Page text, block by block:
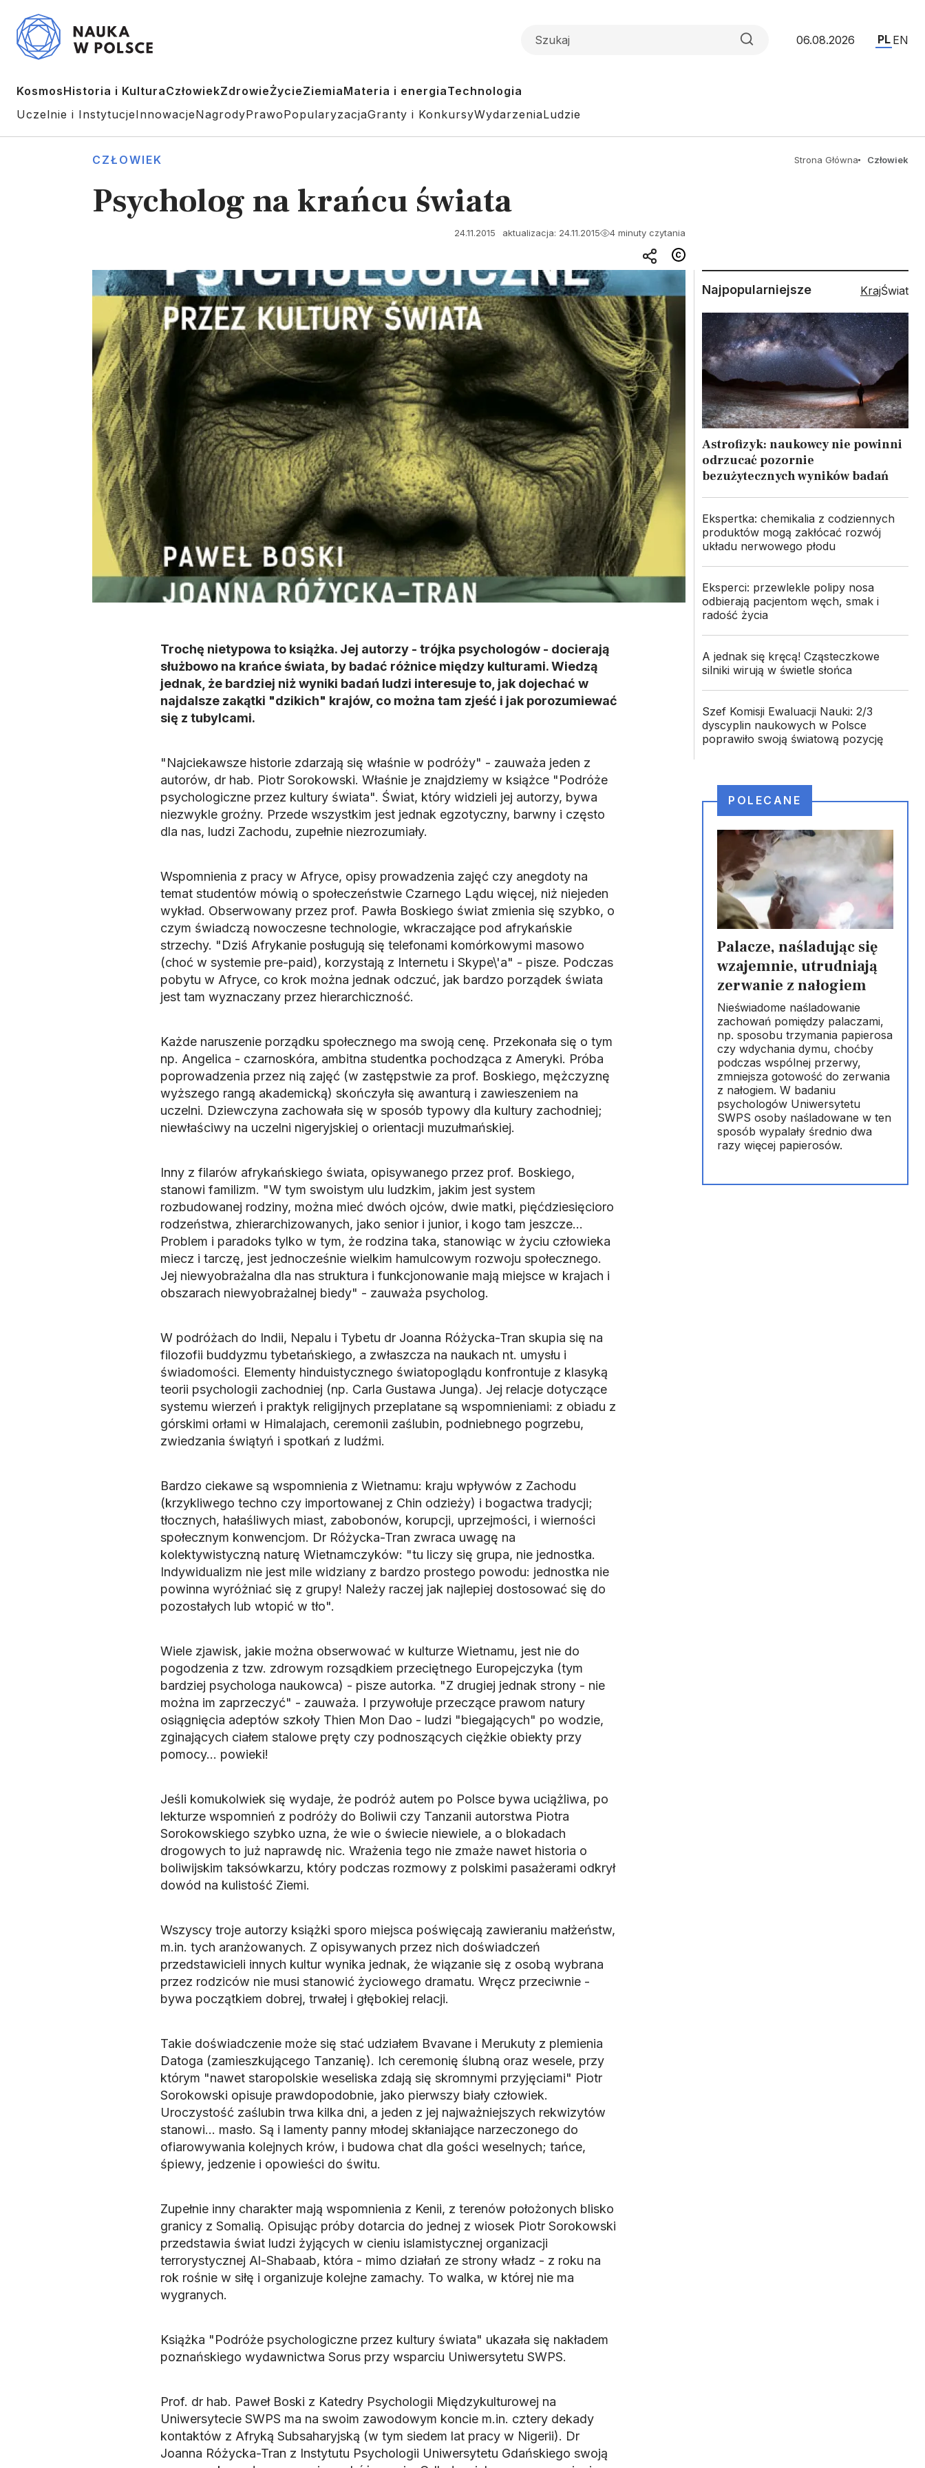
06.08.2026 PL EN
KosmosHistoria i KulturaCzłowiekZdrowieŻycieZiemiaMateria i energiaTechnologia
Uczelnie i InstytucjeInnowacjeNagrodyPrawoPopularyzacjaGranty i KonkursyWydarzeniaLudzie
CZŁOWIEK Strona Główna Człowiek
Psycholog na krańcu świata
24.11.2015 aktualizacja: 24.11.2015 4 minuty czytania
Trochę nietypowa to książka. Jej autorzy - trójka psychologów - docierają
służbowo na krańce świata, by badać różnice między kulturami. Wiedzą
jednak, że bardziej niż wyniki badań ludzi interesuje to, jak dojechać w
najdalsze zakątki "dzikich" krajów, co można tam zjeść i jak porozumiewać
się z tubylcami.
"Najciekawsze historie zdarzają się właśnie w podróży" - zauważa jeden z
autorów, dr hab. Piotr Sorokowski. Właśnie je znajdziemy w książce "Podróże
psychologiczne przez kultury świata". Świat, który widzieli jej autorzy, bywa
niezwykle groźny. Przede wszystkim jest jednak egzotyczny, barwny i często
dla nas, ludzi Zachodu, zupełnie niezrozumiały.
Wspomnienia z pracy w Afryce, opisy prowadzenia zajęć czy anegdoty na
temat studentów mówią o społeczeństwie Czarnego Lądu więcej, niż niejeden
wykład. Obserwowany przez prof. Pawła Boskiego świat zmienia się szybko, o
czym świadczą nowoczesne technologie, wkraczające pod afrykańskie
strzechy. "Dziś Afrykanie posługują się telefonami komórkowymi masowo
(choć w systemie pre-paid), korzystają z Internetu i Skype\'a" - pisze. Podczas
pobytu w Afryce, co krok można jednak odczuć, jak bardzo porządek świata
jest tam wyznaczany przez hierarchiczność.
Każde naruszenie porządku społecznego ma swoją cenę. Przekonała się o tym
np. Angelica - czarnoskóra, ambitna studentka pochodząca z Ameryki. Próba
poprowadzenia przez nią zajęć (w zastępstwie za prof. Boskiego, mężczyznę
wyższego rangą akademicką) skończyła się awanturą i zawieszeniem na
uczelni. Dziewczyna zachowała się w sposób typowy dla kultury zachodniej;
niewłaściwy na uczelni nigeryjskiej o orientacji muzułmańskiej.
Inny z filarów afrykańskiego świata, opisywanego przez prof. Boskiego,
stanowi familizm. "W tym swoistym ulu ludzkim, jakim jest system
rozbudowanej rodziny, można mieć dwóch ojców, dwie matki, pięćdziesięcioro
rodzeństwa, zhierarchizowanych, jako senior i junior, i kogo tam jeszcze...
Problem i paradoks tylko w tym, że rodzina taka, stanowiąc w życiu człowieka
miecz i tarczę, jest jednocześnie wielkim hamulcowym rozwoju społecznego.
Jej niewyobrażalna dla nas struktura i funkcjonowanie mają miejsce w krajach i
obszarach niewyobrażalnej biedy" - zauważa psycholog.
W podróżach do Indii, Nepalu i Tybetu dr Joanna Różycka-Tran skupia się na
filozofii buddyzmu tybetańskiego, a zwłaszcza na naukach nt. umysłu i
świadomości. Elementy hinduistycznego światopoglądu konfrontuje z klasyką
teorii psychologii zachodniej (np. Carla Gustawa Junga). Jej relacje dotyczące
systemu wierzeń i praktyk religijnych przeplatane są wspomnieniami: z obiadu z
górskimi orłami w Himalajach, ceremonii zaślubin, podniebnego pogrzebu,
zwiedzania świątyń i spotkań z ludźmi.
Bardzo ciekawe są wspomnienia z Wietnamu: kraju wpływów z Zachodu
(krzykliwego techno czy importowanej z Chin odzieży) i bogactwa tradycji;
tłocznych, hałaśliwych miast, zabobonów, korupcji, uprzejmości, i wierności
społecznym konwencjom. Dr Różycka-Tran zwraca uwagę na
kolektywistyczną naturę Wietnamczyków: "tu liczy się grupa, nie jednostka.
Indywidualizm nie jest mile widziany z bardzo prostego powodu: jednostka nie
powinna wyróżniać się z grupy! Należy raczej jak najlepiej dostosować się do
pozostałych lub wtopić w tło".
Wiele zjawisk, jakie można obserwować w kulturze Wietnamu, jest nie do
pogodzenia z tzw. zdrowym rozsądkiem przeciętnego Europejczyka (tym
bardziej psychologa naukowca) - pisze autorka. "Z drugiej jednak strony - nie
można im zaprzeczyć" - zauważa. I przywołuje przeczące prawom natury
osiągnięcia adeptów szkoły Thien Mon Dao - ludzi "biegających" po wodzie,
zginających ciałem stalowe pręty czy podnoszących ciężkie obiekty przy
pomocy... powieki!
Jeśli komukolwiek się wydaje, że podróż autem po Polsce bywa uciążliwa, po
lekturze wspomnień z podróży do Boliwii czy Tanzanii autorstwa Piotra
Sorokowskiego szybko uzna, że wie o świecie niewiele, a o blokadach
drogowych to już naprawdę nic. Wrażenia tego nie zmaże nawet historia o
boliwijskim taksówkarzu, który podczas rozmowy z polskimi pasażerami odkrył
dowód na kulistość Ziemi.
Wszyscy troje autorzy książki sporo miejsca poświęcają zawieraniu małżeństw,
m.in. tych aranżowanych. Z opisywanych przez nich doświadczeń
przedstawicieli innych kultur wynika jednak, że wiązanie się z osobą wybrana
przez rodziców nie musi stanowić życiowego dramatu. Wręcz przeciwnie -
bywa początkiem dobrej, trwałej i głębokiej relacji.
Takie doświadczenie może się stać udziałem Bvavane i Merukuty z plemienia
Datoga (zamieszkującego Tanzanię). Ich ceremonię ślubną oraz wesele, przy
którym "nawet staropolskie weseliska zdają się skromnymi przyjęciami" Piotr
Sorokowski opisuje prawdopodobnie, jako pierwszy biały człowiek.
Uroczystość zaślubin trwa kilka dni, a jeden z jej najważniejszych rekwizytów
stanowi... masło. Są i lamenty panny młodej skłaniające narzeczonego do
ofiarowywania kolejnych krów, i budowa chat dla gości weselnych; tańce,
śpiewy, jedzenie i opowieści do świtu.
Zupełnie inny charakter mają wspomnienia z Kenii, z terenów położonych blisko
granicy z Somalią. Opisując próby dotarcia do jednej z wiosek Piotr Sorokowski
przedstawia świat ludzi żyjących w cieniu islamistycznej organizacji
terrorystycznej Al-Shabaab, która - mimo działań ze strony władz - z roku na
rok rośnie w siłę i organizuje kolejne zamachy. To walka, w której nie ma
wygranych.
Książka "Podróże psychologiczne przez kultury świata" ukazała się nakładem
poznańskiego wydawnictwa Sorus przy wsparciu Uniwersytetu SWPS.
Prof. dr hab. Paweł Boski z Katedry Psychologii Międzykulturowej na
Uniwersytecie SWPS ma na swoim zawodowym koncie m.in. cztery dekady
kontaktów z Afryką Subsaharyjską (w tym siedem lat pracy w Nigerii). Dr
Joanna Różycka-Tran z Instytutu Psychologii Uniwersytetu Gdańskiego swoją
Najpopularniejsze KrajŚwiat
Astrofizyk: naukowcy nie powinni
odrzucać pozornie
bezużytecznych wyników badań
Ekspertka: chemikalia z codziennych
produktów mogą zakłócać rozwój
układu nerwowego płodu
Eksperci: przewlekle polipy nosa
odbierają pacjentom węch, smak i
radość życia
A jednak się kręcą! Cząsteczkowe
silniki wirują w świetle słońca
Szef Komisji Ewaluacji Nauki: 2/3
dyscyplin naukowych w Polsce
poprawiło swoją światową pozycję
POLECANE
Palacze, naśladując się
wzajemnie, utrudniają
zerwanie z nałogiem
Nieświadome naśladowanie
zachowań pomiędzy palaczami,
np. sposobu trzymania papierosa
czy wdychania dymu, choćby
podczas wspólnej przerwy,
zmniejsza gotowość do zerwania
z nałogiem. W badaniu
psychologów Uniwersytetu
SWPS osoby naśladowane w ten
sposób wypalały średnio dwa
razy więcej papierosów.